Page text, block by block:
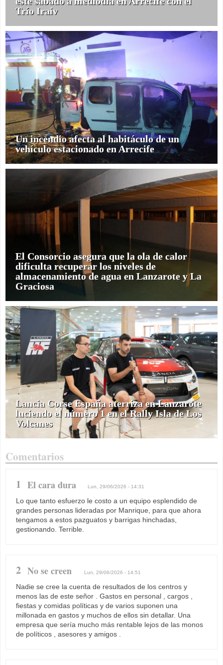
Trío Iraiv
Un incendio afecta al habitáculo de un
vehículo estacionado en Arrecife
El Consorcio asegura que la ola de calor
dificulta recuperar los niveles de
almacenamiento de agua en Lanzarote y La
Graciosa
Lancia Corse España aterriza en Lanzarote
luciendo el número 1 en el Rally Isla de Los
Volcanes
Comentarios
1 El cara dura Lun, 29/06/2026 - 14:31
Lo que tanto esfuerzo le costo a un equipo esplendido de
grandes personas lideradas por Manrique, para que ahora
tengamos a estos pazguatos y barrigas hinchadas,
gestionando. Terrible.
2 No se creen Lun, 29/06/2026 - 14:51
Nadie se cree la cuenta de resultados de los centros y
menos las de este señor . Gastos en personal , cargos ,
fiestas y comidas políticas y de varios suponen una
millonada en gastos y muchos de ellos sin detallar. Una
empresa que sería mucho más rentable lejos de las monos
de políticos , asesores y amigos .